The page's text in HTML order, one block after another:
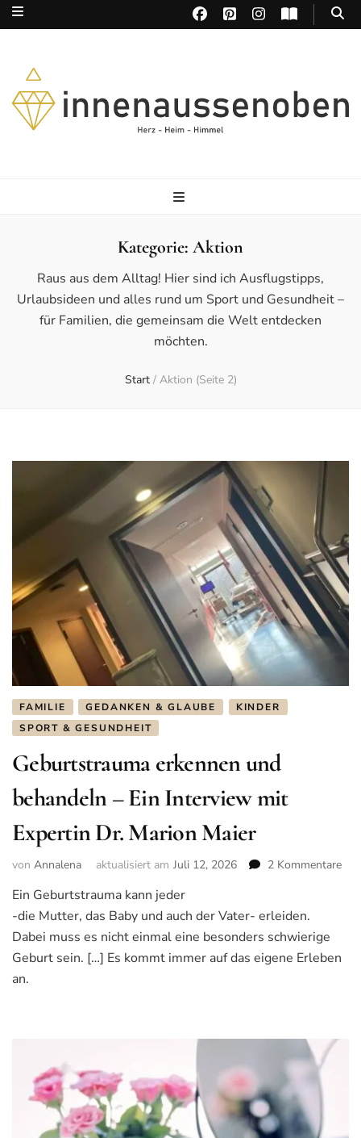
Kategorie: Aktion
Raus aus dem Alltag! Hier sind ich Ausflugstipps,
Urlaubsideen und alles rund um Sport und Gesundheit –
für Familien, die gemeinsam die Welt entdecken
möchten.
Start / Aktion (Seite 2)
FAMILIE GEDANKEN & GLAUBE
KINDER
SPORT & GESUNDHEIT
Geburtstrauma erkennen und
behandeln – Ein Interview mit
Expertin Dr. Marion Maier
von Annalena aktualisiert am Juli 12, 2026 2 Kommentare
Ein Geburtstrauma kann jeder
-die Mutter, das Baby und auch der Vater- erleiden.
Dabei muss es nicht einmal eine besonders schwierige
Geburt sein. […] Es kommt immer auf das eigene Erleben
an.